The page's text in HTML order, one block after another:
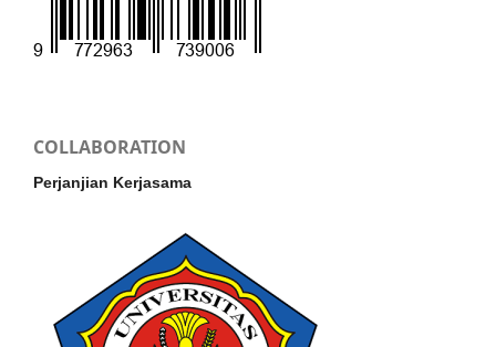
COLLABORATION
Perjanjian Kerjasama